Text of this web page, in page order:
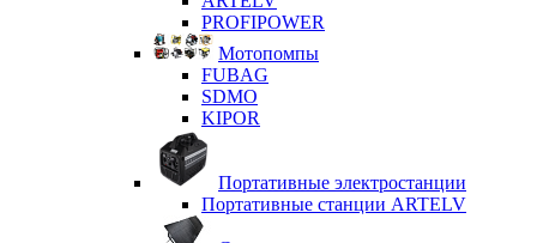
PROFIPOWER
Мотопомпы
FUBAG
SDMO
KIPOR
Портативные электростанции
Портативные станции ARTELV